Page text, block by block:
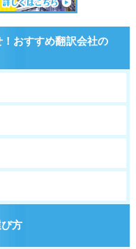
おすすめ翻訳会社の
方